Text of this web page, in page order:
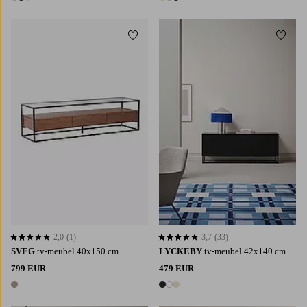
3 kleuren 3 kleuren
SVEG tv-meubel 40x150 cm
799 EUR
1 kleur
2,0 op basis van 1 beoordelingen
2,0 (1)
Toevoegen aan favorieten
LYCKEBY tv-meubel 42x140 cm
479 EUR
3 kleuren
3,7 op basis van 33 beoordelingen
3,7 (33)